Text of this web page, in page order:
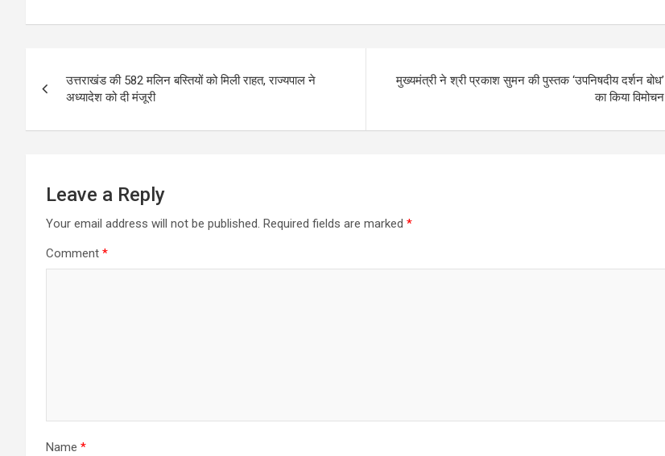
navigation
उत्तराखंड की 582 मलिन बस्तियों को मिली राहत, राज्यपाल ने
अध्यादेश को दी मंजूरी
मुख्यमंत्री ने श्री प्रकाश सुमन की पुस्तक ‘उपनिषदीय दर्शन बोध’
का किया विमोचन
Leave a Reply
Your email address will not be published. Required fields are marked *
Comment *
Name *